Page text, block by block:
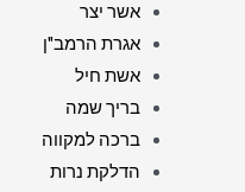
אשר יצר
אגרת הרמב"ן
אשת חיל
בריך שמה
ברכה למקווה
הדלקת נרות